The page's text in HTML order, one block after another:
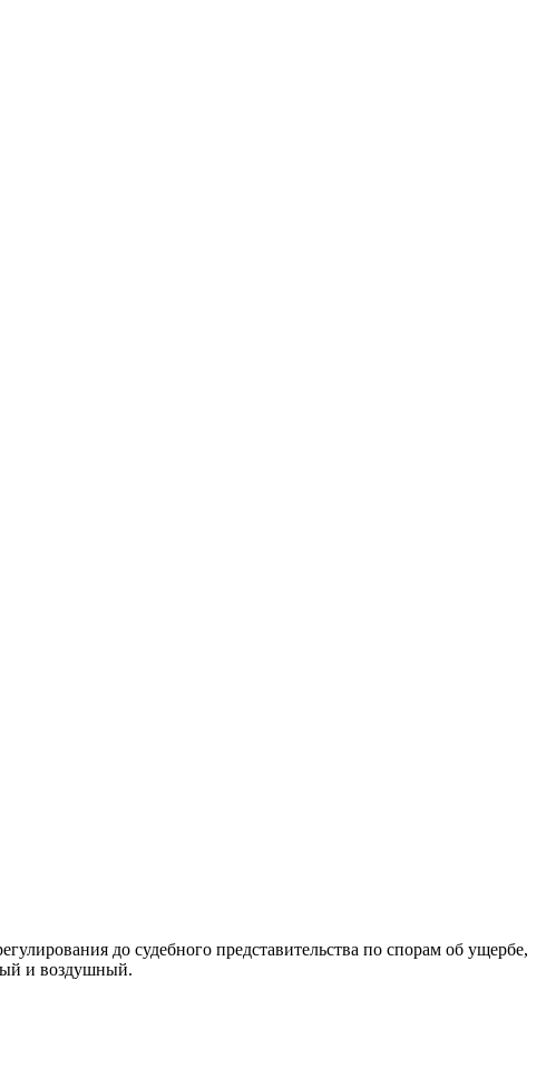
до судебного представительства по спорам об ущербе,
и воздушный.